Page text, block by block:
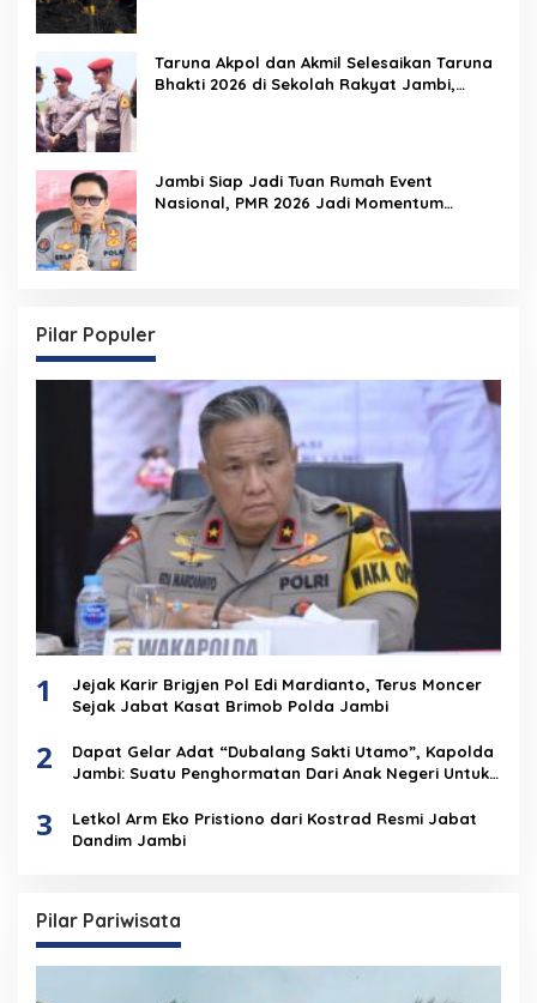
Taruna Akpol dan Akmil Selesaikan Taruna
Bhakti 2026 di Sekolah Rakyat Jambi,
Jambi Siap Jadi Tuan Rumah Event
Nasional, PMR 2026 Jadi Momentum
Pilar Populer
1
Jejak Karir Brigjen Pol Edi Mardianto, Terus Moncer
Sejak Jabat Kasat Brimob Polda Jambi
2
Dapat Gelar Adat “Dubalang Sakti Utamo”, Kapolda
Jambi: Suatu Penghormatan Dari Anak Negeri Untuk
3
Letkol Arm Eko Pristiono dari Kostrad Resmi Jabat
Dandim Jambi
Pilar Pariwisata